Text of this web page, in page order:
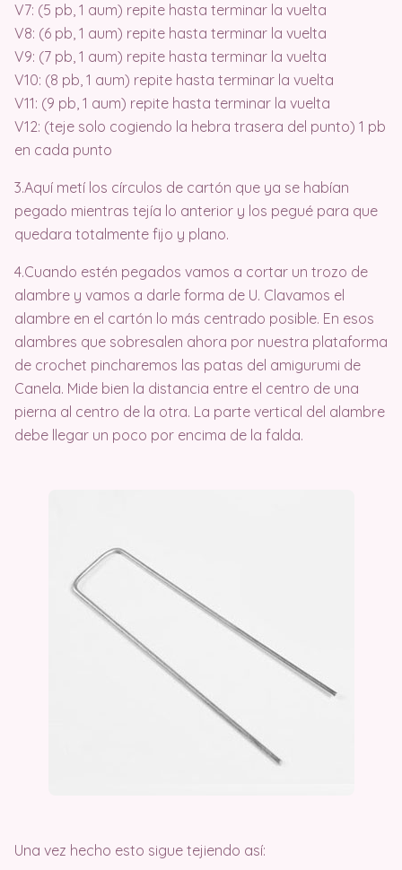
V7: (5 pb, 1 aum) repite hasta terminar la vuelta
V8: (6 pb, 1 aum) repite hasta terminar la vuelta
V9: (7 pb, 1 aum) repite hasta terminar la vuelta
V10: (8 pb, 1 aum) repite hasta terminar la vuelta
V11: (9 pb, 1 aum) repite hasta terminar la vuelta
V12: (teje solo cogiendo la hebra trasera del punto) 1 pb
en cada punto
3.Aquí metí los círculos de cartón que ya se habían
pegado mientras tejía lo anterior y los pegué para que
quedara totalmente fijo y plano.
4.Cuando estén pegados vamos a cortar un trozo de
alambre y vamos a darle forma de U. Clavamos el
alambre en el cartón lo más centrado posible. En esos
alambres que sobresalen ahora por nuestra plataforma
de crochet pincharemos las patas del amigurumi de
Canela. Mide bien la distancia entre el centro de una
pierna al centro de la otra. La parte vertical del alambre
debe llegar un poco por encima de la falda.
Una vez hecho esto sigue tejiendo así: